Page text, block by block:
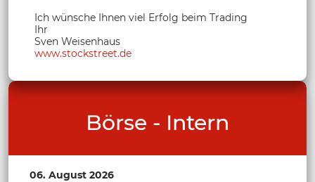
Ich wünsche Ihnen viel Erfolg beim Trading
Ihr
Sven Weisenhaus
www.stockstreet.de
Börse - Intern
06. August 2026